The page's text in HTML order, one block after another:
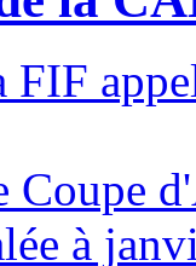
Coupe
à